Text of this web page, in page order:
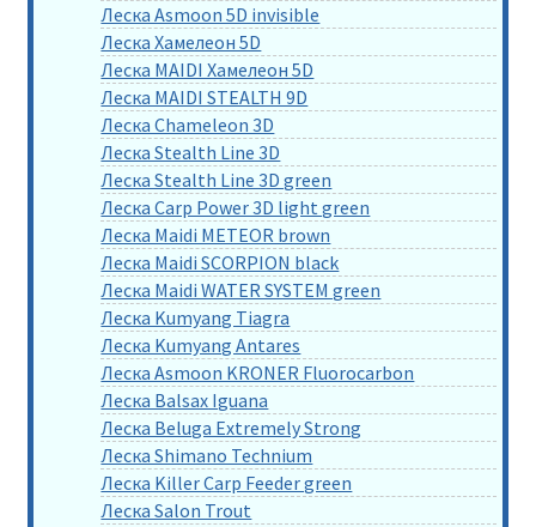
Леска Asmoon 5D invisible
Леска Хамелеон 5D
Леска MAIDI Хамелеон 5D
Леска MAIDI STEALTH 9D
Леска Chameleon 3D
Леска Stealth Line 3D
Леска Stealth Line 3D green
Леска Carp Power 3D light green
Леска Maidi METEOR brown
Леска Maidi SCORPION black
Леска Maidi WATER SYSTEM green
Леска Kumyang Tiagra
Леска Kumyang Antares
Леска Asmoon KRONER Fluorocarbon
Леска Balsax Iguana
Леска Beluga Extremely Strong
Леска Shimano Technium
Леска Killer Carp Feeder green
Леска Salon Trout